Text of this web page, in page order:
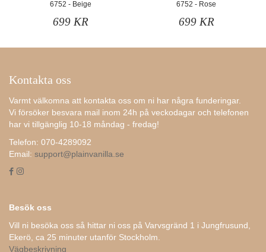
6752 - Beige
699 KR
6752 - Rose
699 KR
Kontakta oss
Varmt välkomna att kontakta oss om ni har några funderingar.
Vi försöker besvara mail inom 24h på veckodagar och telefonen
har vi tillgänglig 10-18 måndag - fredag!
Telefon: 070-4289092
Email: support@plainvanilla.se
Besök oss
Vill ni besöka oss så hittar ni oss på Varvsgränd 1 i Jungfrusund,
Ekerö, ca 25 minuter utanför Stockholm.
Vägbeskrivning